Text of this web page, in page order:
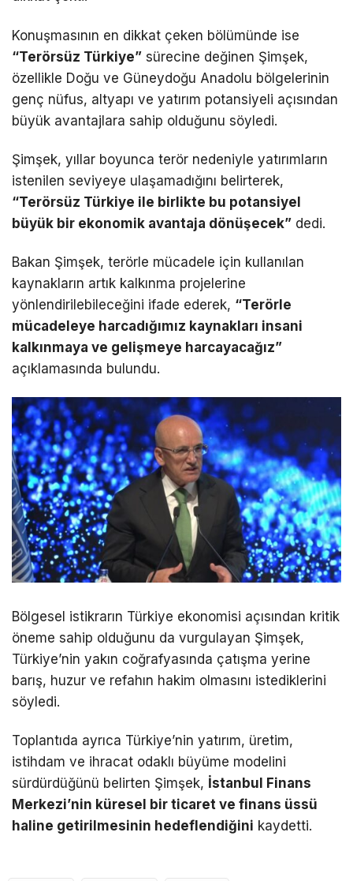
Konuşmasının en dikkat çeken bölümünde ise
“Terörsüz Türkiye” sürecine değinen Şimşek,
özellikle Doğu ve Güneydoğu Anadolu bölgelerinin
genç nüfus, altyapı ve yatırım potansiyeli açısından
büyük avantajlara sahip olduğunu söyledi.
Şimşek, yıllar boyunca terör nedeniyle yatırımların
istenilen seviyeye ulaşamadığını belirterek,
“Terörsüz Türkiye ile birlikte bu potansiyel
büyük bir ekonomik avantaja dönüşecek” dedi.
Bakan Şimşek, terörle mücadele için kullanılan
kaynakların artık kalkınma projelerine
yönlendirilebileceğini ifade ederek, “Terörle
mücadeleye harcadığımız kaynakları insani
kalkınmaya ve gelişmeye harcayacağız”
açıklamasında bulundu.
Bölgesel istikrarın Türkiye ekonomisi açısından kritik
öneme sahip olduğunu da vurgulayan Şimşek,
Türkiye’nin yakın coğrafyasında çatışma yerine
barış, huzur ve refahın hakim olmasını istediklerini
söyledi.
Toplantıda ayrıca Türkiye’nin yatırım, üretim,
istihdam ve ihracat odaklı büyüme modelini
sürdürdüğünü belirten Şimşek, İstanbul Finans
Merkezi’nin küresel bir ticaret ve finans üssü
haline getirilmesinin hedeflendiğini kaydetti.